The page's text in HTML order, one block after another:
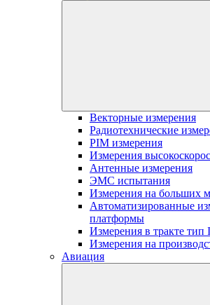
Векторные измерения
Радиотехнические
PIM измерения
Измерения
Антенные измерения
ЭМС испытания
Измерения на больших
Автоматизированные
платформы
Измерения в тракте
Измерения на
Авиация